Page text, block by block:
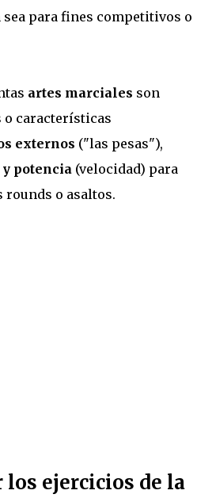
para fines competitivos o
artes marciales son
características
externos ("las pesas"),
potencia (velocidad) para
o asaltos.
ejercicios de la